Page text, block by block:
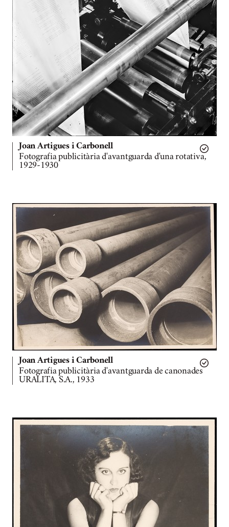
Joan Artigues i Carbonell
Fotografia publicitària d'avantguarda d'una rotativa,
1929-1930
Joan Artigues i Carbonell
Fotografia publicitària d'avantguarda de canonades
URALITA, S.A., 1933